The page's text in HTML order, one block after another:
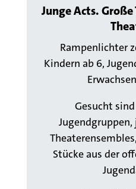
Junge Acts.
Rampenlichter
Kindern ab 6,
Gesucht
Jugendgruppen,
Theaterensembles
Stücke aus der